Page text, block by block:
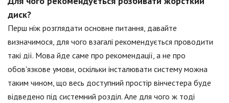
диск?
Перш ніж розглядати основне питання, давайте
визначимося, для чого взагалі рекомендується проводити
такі дії. Мова йде саме про рекомендації, а не про
обов'язкове умови, оскільки інсталювати систему можна
таким чином, що весь доступний простір вінчестера буде
відведено під системний розділ. Але для чого ж тоді